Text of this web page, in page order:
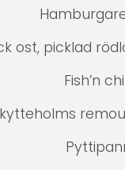
ost, picklad
Fish’n